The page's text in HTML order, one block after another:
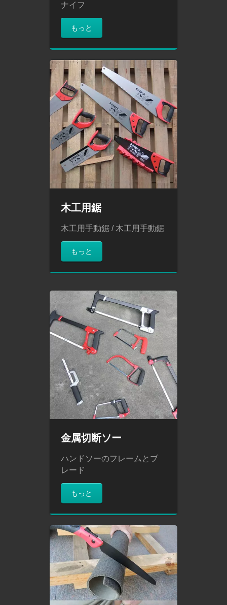
ナイフ
もっと
木工用鋸
木工用手動鋸 / 木工用手動鋸
もっと
金属切断ソー
ハンドソーのフレームとブ
レード
もっと